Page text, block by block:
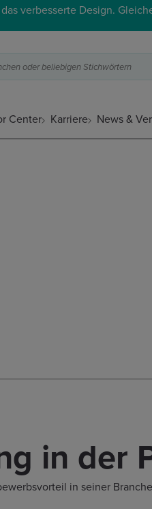
verbesserte Design.
oder beliebigen Stichwörtern
Center Karriere News &
in der
in seiner